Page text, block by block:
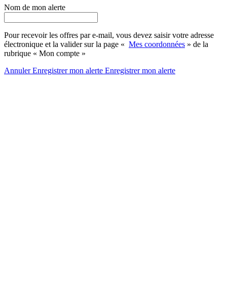
Nom de mon alerte
Pour recevoir les offres par e-mail, vous devez saisir votre adresse
électronique et la valider sur la page « Mes coordonnées » de la
rubrique « Mon compte »
AnnulerEnregistrer mon alerte Enregistrermon alerte